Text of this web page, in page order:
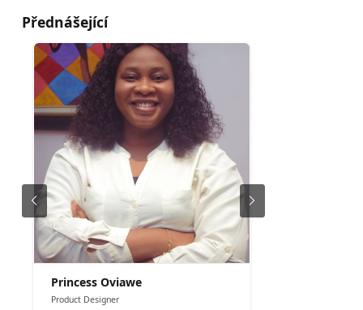
Přednášející
Princess Oviawe
Product Designer